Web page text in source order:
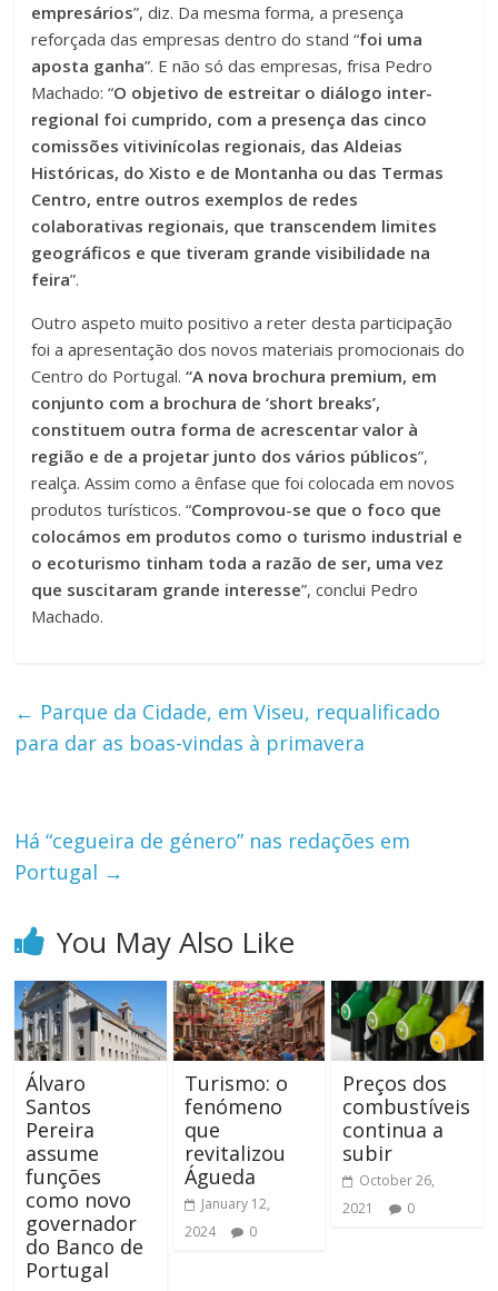
empresários”, diz. Da mesma forma, a presença
reforçada das empresas dentro do stand “foi uma
aposta ganha”. E não só das empresas, frisa Pedro
Machado: “O objetivo de estreitar o diálogo inter-
regional foi cumprido, com a presença das cinco
comissões vitivinícolas regionais, das Aldeias
Históricas, do Xisto e de Montanha ou das Termas
Centro, entre outros exemplos de redes
colaborativas regionais, que transcendem limites
geográficos e que tiveram grande visibilidade na
feira”.
Outro aspeto muito positivo a reter desta participação
foi a apresentação dos novos materiais promocionais do
Centro do Portugal.“A nova brochura premium, em
conjunto com a brochura de ‘short breaks’,
constituem outra forma de acrescentar valor à
região e de a projetar junto dos vários públicos”,
realça. Assim como a ênfase que foi colocada em novos
produtos turísticos. “Comprovou-se que o foco que
colocámos em produtos como o turismo industrial e
o ecoturismo tinham toda a razão de ser, uma vez
que suscitaram grande interesse”, conclui Pedro
Machado.
← Parque da Cidade, em Viseu, requalificado
para dar as boas-vindas à primavera
Há “cegueira de género” nas redações em
Portugal →
You May Also Like
Álvaro
Santos
Pereira
assume
funções
como novo
governador
do Banco de
Portugal
Turismo: o
fenómeno
que
revitalizou
Águeda
January 12,
2024
0
Preços dos
combustíveis
continua a
subir
October 26,
2021
0